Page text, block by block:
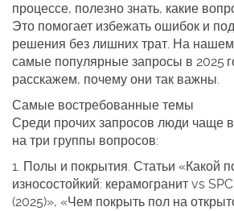
процессе, полезно знать, какие
Это помогает избежать ошибок и
решения без лишних трат. На
самые популярные запросы в 2025
расскажем, почему они так важны.
Самые востребованные темы
Среди прочих запросов люди чаще
на три группы вопросов:
1. Полы и покрытия. Статьи «Какой
износостойкий: керамогранит vs
(2025)», «Чем покрыть пол на